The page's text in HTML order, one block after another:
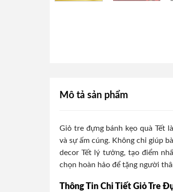
Mô tả sản phẩm
Giỏ tre đựng bánh kẹo quà Tết
và sự ấm cúng. Không chỉ giúp
decor Tết lý tưởng, tạo điểm
chọn hoàn hảo để tặng người
Thông Tin Chi Tiết Giỏ Tre